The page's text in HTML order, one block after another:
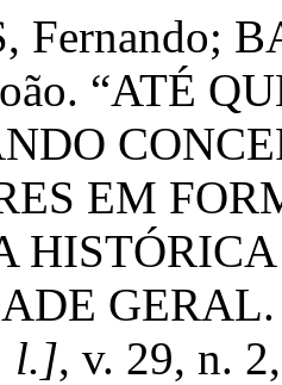
Fernando;
“ATÉ
EM
l.], v. 29, n.